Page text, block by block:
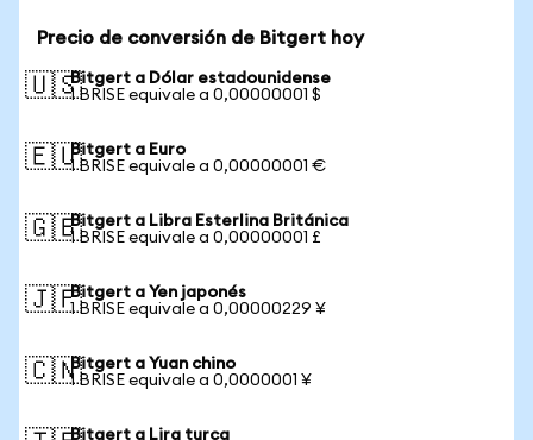
Precio de conversión de Bitgert hoy
🇺🇸Bitgert a Dólar estadounidense
1 BRISE equivale a 0,00000001 $
🇪🇺Bitgert a Euro
1 BRISE equivale a 0,00000001 €
🇬🇧Bitgert a Libra Esterlina Británica
1 BRISE equivale a 0,00000001 £
🇯🇵Bitgert a Yen japonés
1 BRISE equivale a 0,00000229 ¥
🇨🇳Bitgert a Yuan chino
1 BRISE equivale a 0,0000001 ¥
Bitgert a Lira turca